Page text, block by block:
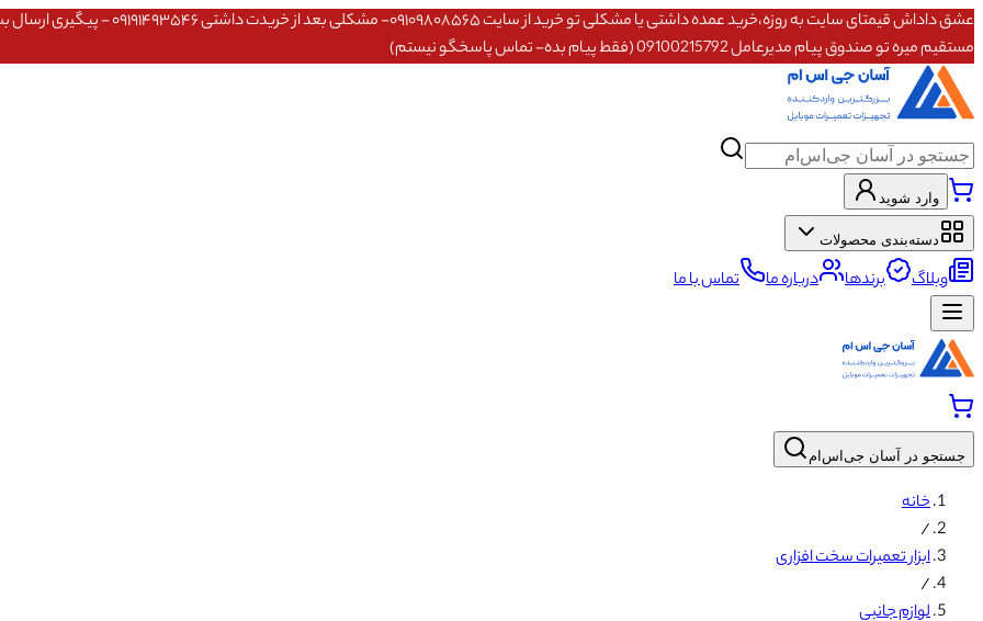
مستقیم میره تو صندوق پیام مدیرعامل 09100215792 (فقط پیام بده- تماس پاسخگو نیستم)
وارد شوید
دسته‌بندی محصولات
وبلاگ برندها درباره ما تماس با ما
جستجو در آسان جی‌اس‌ام
خانه
/
ابزار تعمیرات سخت افزاری
/
لوازم جانبی